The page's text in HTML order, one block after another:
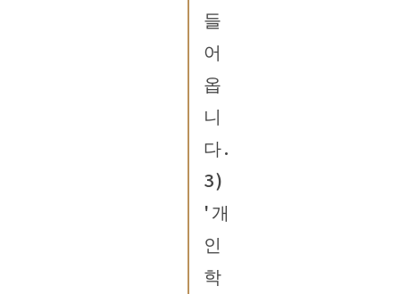
들
어
옵
니
다.
3)
'개
인
학